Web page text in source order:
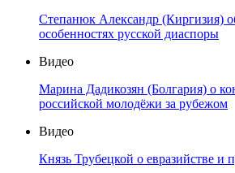
Степанюк Александр (Киргизия)
особенностях русской диаспоры
Видео
Марина Дадикозян (Болгария) о
российской молодёжи за рубежом
Видео
Князь Трубецкой о евразийстве и